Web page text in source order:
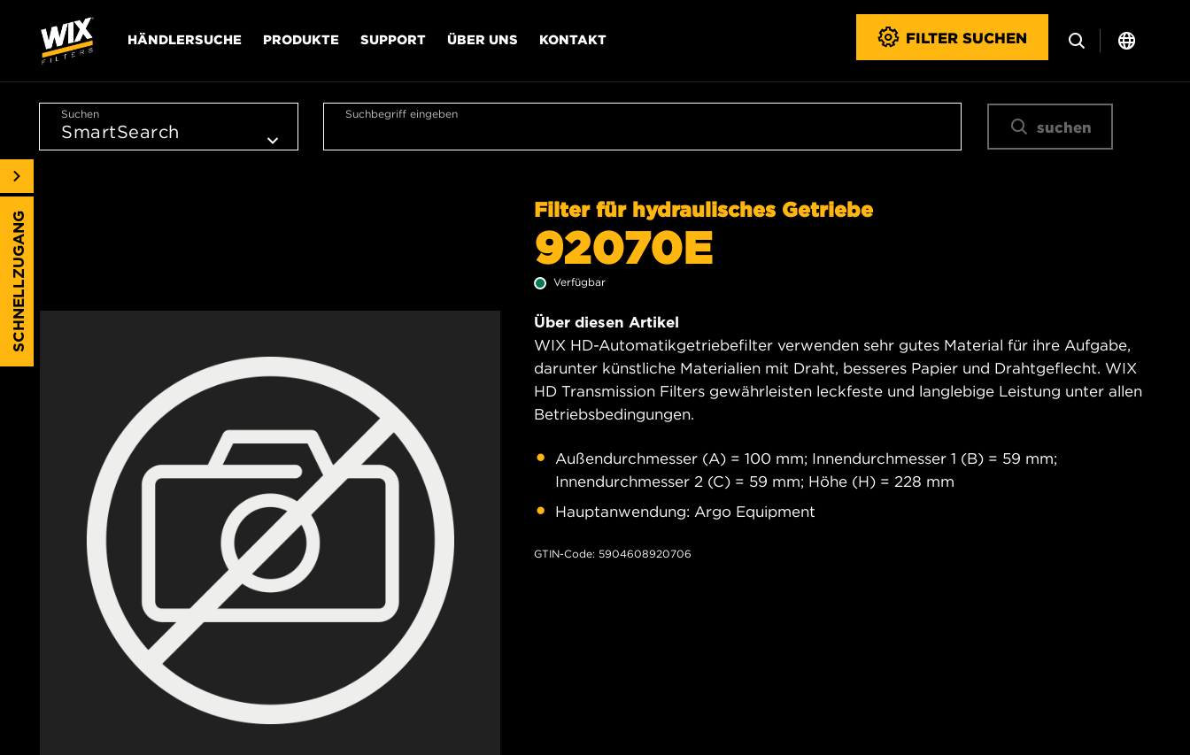
HÄNDLERSUCHE PRODUKTE SUPPORT ÜBER UNS KONTAKT FILTER SUCHEN
Suchen Suchbegriff eingeben
suchen
Filter für hydraulisches Getriebe
92070E
Verfügbar
Über diesen Artikel
WIX HD-Automatikgetriebefilter verwenden sehr gutes Material für ihre Aufgabe,
darunter künstliche Materialien mit Draht, besseres Papier und Drahtgeflecht. WIX
HD Transmission Filters gewährleisten leckfeste und langlebige Leistung unter allen
Betriebsbedingungen.
Außendurchmesser (A) = 100 mm; Innendurchmesser 1 (B) = 59 mm;
Innendurchmesser 2 (C) = 59 mm; Höhe (H) = 228 mm
Hauptanwendung: Argo Equipment
GTIN-Code: 5904608920706
SCHNELLZUGANG